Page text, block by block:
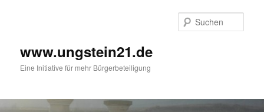
www.ungstein21.de
Eine Initiative für mehr Bürgerbeteiligung